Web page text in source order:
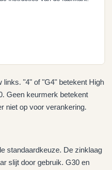
"4" of "G4" betekent High
Geen keurmerk betekent
niet op voor verankering.
standaardkeuze. De zinklaag
slijt door gebruik. G30 en